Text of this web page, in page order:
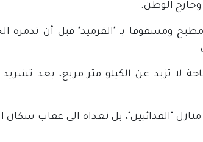
وخارج الوطن.
ومسقوفا بـ "القرميد" قبل أن تدمره
للاجئين عام 1952 على مساحة لا تزيد عن الكيلو متر
"الفدائيين"، بل تعداه الى عقاب سكان